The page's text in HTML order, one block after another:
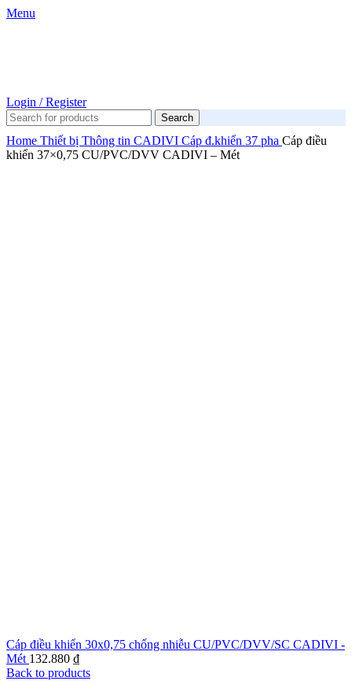
Menu
Login / Register
Search
Home Thiết bị Thông tin CADIVI Cáp đ.khiển 37 pha Cáp điều
khiển 37×0,75 CU/PVC/DVV CADIVI – Mét
Cáp điều khiển 30x0,75 chống nhiễu CU/PVC/DVV/SC CADIVI -
Mét 132.880 ₫
Back to products